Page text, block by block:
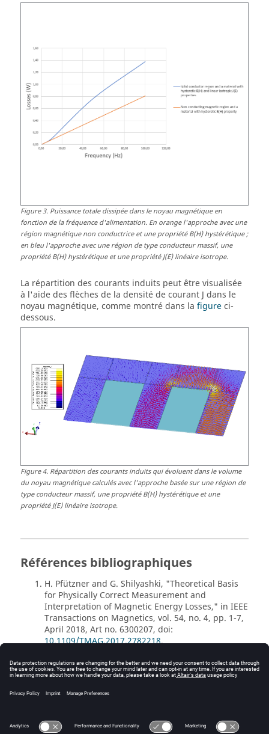
Figure3. Puissance totale dissipée dans le noyau magnétique en
fonction de la fréquence d'alimentation. En orange l'approche avec une
région magnétique non conductrice et une propriété B(H) hystérétique ;
en bleu l'approche avec une région de type conducteur massif, une
propriété B(H) hystérétique et une propriété J(E) linéaire isotrope.
La répartition des courants induits peut être visualisée
à l'aide des flèches de la densité de courant J dans le
noyau magnétique, comme montré dans la figureci-
dessous.
Figure4. Répartition des courants induits qui évoluent dans le volume
du noyau magnétique calculés avec l'approche basée sur une région de
type conducteur massif, une propriété B(H) hystérétique et une
propriété J(E) linéaire isotrope.
Références bibliographiques
H. Pfützner and G. Shilyashki, "Theoretical Basis
for Physically Correct Measurement and
Interpretation of Magnetic Energy Losses," in IEEE
Transactions on Magnetics, vol. 54, no. 4, pp. 1-7,
April 2018, Art no. 6300207, doi:
10.1109/TMAG.2017.2782218.
courants de Foucault dans les circuits
magnétiques par la méthode des éléments finis.
Energie électrique. Université Grenoble Alpes;